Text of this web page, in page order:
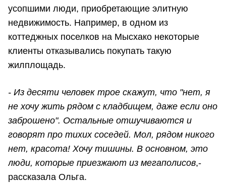
усопшими люди, приобретающие элитную
недвижимость. Например, в одном из
коттеджных поселков на Мысхако некоторые
клиенты отказывались покупать такую
жилплощадь.
- Из десяти человек трое скажут, что "нет, я
не хочу жить рядом с кладбищем, даже если оно
заброшено". Остальные отшучиваются и
говорят про тихих соседей. Мол, рядом никого
нет, красота! Хочу тишины. В основном, это
люди, которые приезжают из мегаполисов,-
рассказала Ольга.